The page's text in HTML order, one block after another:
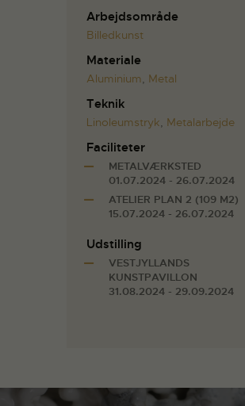
Arbejdsområde
Billedkunst
Materiale
Aluminium, Metal
Teknik
Linoleumstryk, Metalarbejde
Faciliteter
METALVÆRKSTED
01.07.2024 - 26.07.2024
ATELIER PLAN 2 (109 M2)
15.07.2024 - 26.07.2024
Udstilling
VESTJYLLANDS
KUNSTPAVILLON
31.08.2024 - 29.09.2024